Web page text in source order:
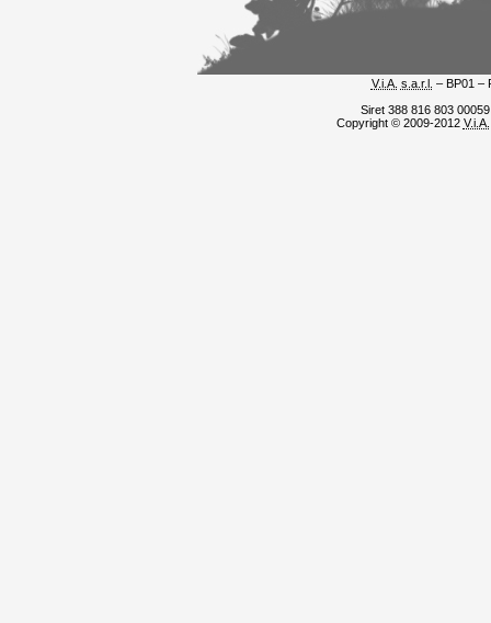
V.i.A. s.a.r.l. – BP01 –
Siret 388 816 803
Copyright © 2009-2012 V.i.A.